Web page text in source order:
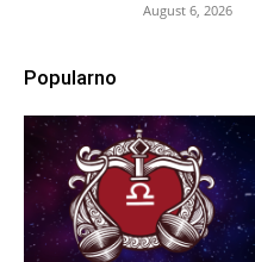
August 6, 2026
Popularno